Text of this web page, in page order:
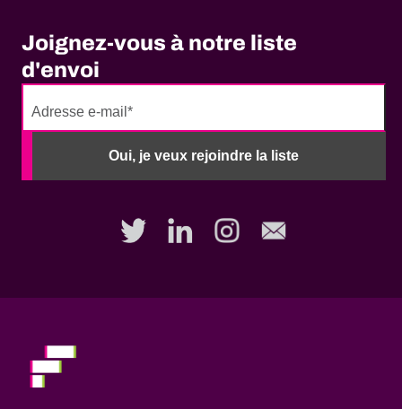
Joignez-vous à notre liste
d'envoi
Oui, je veux rejoindre la liste
No
fill